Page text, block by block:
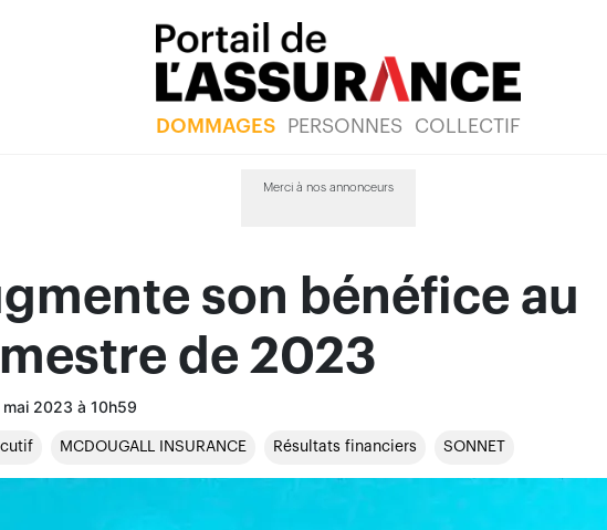
DOMMAGES PERSONNES COLLECTIF
Merci à nos annonceurs
son bénéfice au
de 2023
2023 à 10h59
MCDOUGALL INSURANCE Résultats financiers SONNET